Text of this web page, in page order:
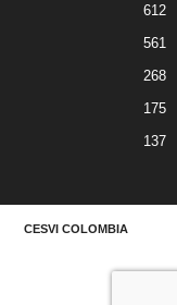
612
561
268
175
137
CESVI COLOMBIA